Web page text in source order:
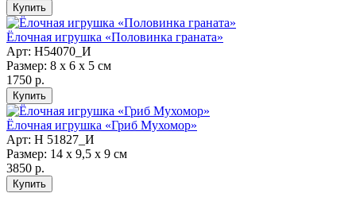
Ёлочная игрушка «Половинка граната»
Арт: Н54070_И
Размер: 8 х 6 х 5 см
1750 р.
Ёлочная игрушка «Гриб Мухомор»
Арт: Н 51827_И
Размер: 14 х 9,5 х 9 см
3850 р.